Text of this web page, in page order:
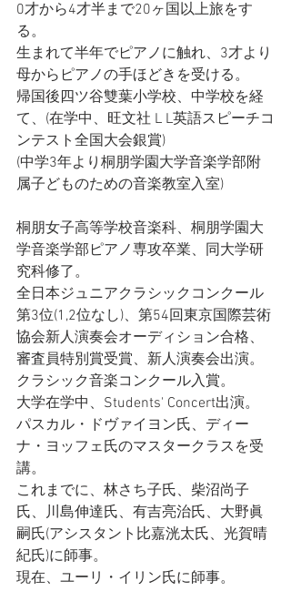
0才から4才半まで20ヶ国以上旅をす
る。
生まれて半年でピアノに触れ、3才より
母からピアノの手ほどきを受ける。
帰国後四ツ谷雙葉小学校、中学校を経
て、(在学中、旺文社 L L英語スピーチコ
ンテスト全国大会銀賞)
(中学3年より桐朋学園大学音楽学部附
属子どものための音楽教室入室)
桐朋女子高等学校音楽科、桐朋学園大
学音楽学部ピアノ専攻卒業、同大学研
究科修了。
全日本ジュニアクラシックコンクール
第3位(1,2位なし)、第54回東京国際芸術
協会新人演奏会オーディション合格、
審査員特別賞受賞、新人演奏会出演。
クラシック音楽コンクール入賞。
大学在学中、Students' Concert出演。
パスカル・ドヴァイヨン氏、ディー
ナ・ヨッフェ氏のマスタークラスを受
講。
これまでに、林さち子氏、柴沼尚子
氏、川島伸達氏、有吉亮治氏、大野眞
嗣氏(アシスタント比嘉洸太氏、光賀晴
紀氏)に師事。
現在、ユーリ・イリン氏に師事。